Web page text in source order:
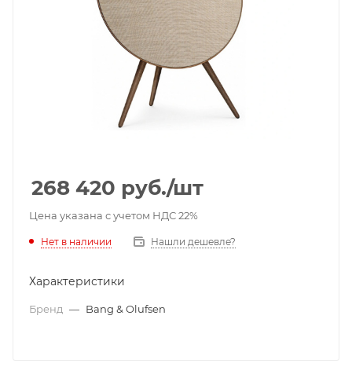
268 420 руб./шт
Цена указана с учетом НДС 22%
Нет в наличии Нашли дешевле?
Характеристики
Бренд — Bang & Olufsen